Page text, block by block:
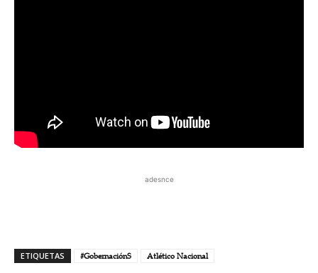
adesnce
ETIQUETAS #GobernaciónS Atlético Nacional